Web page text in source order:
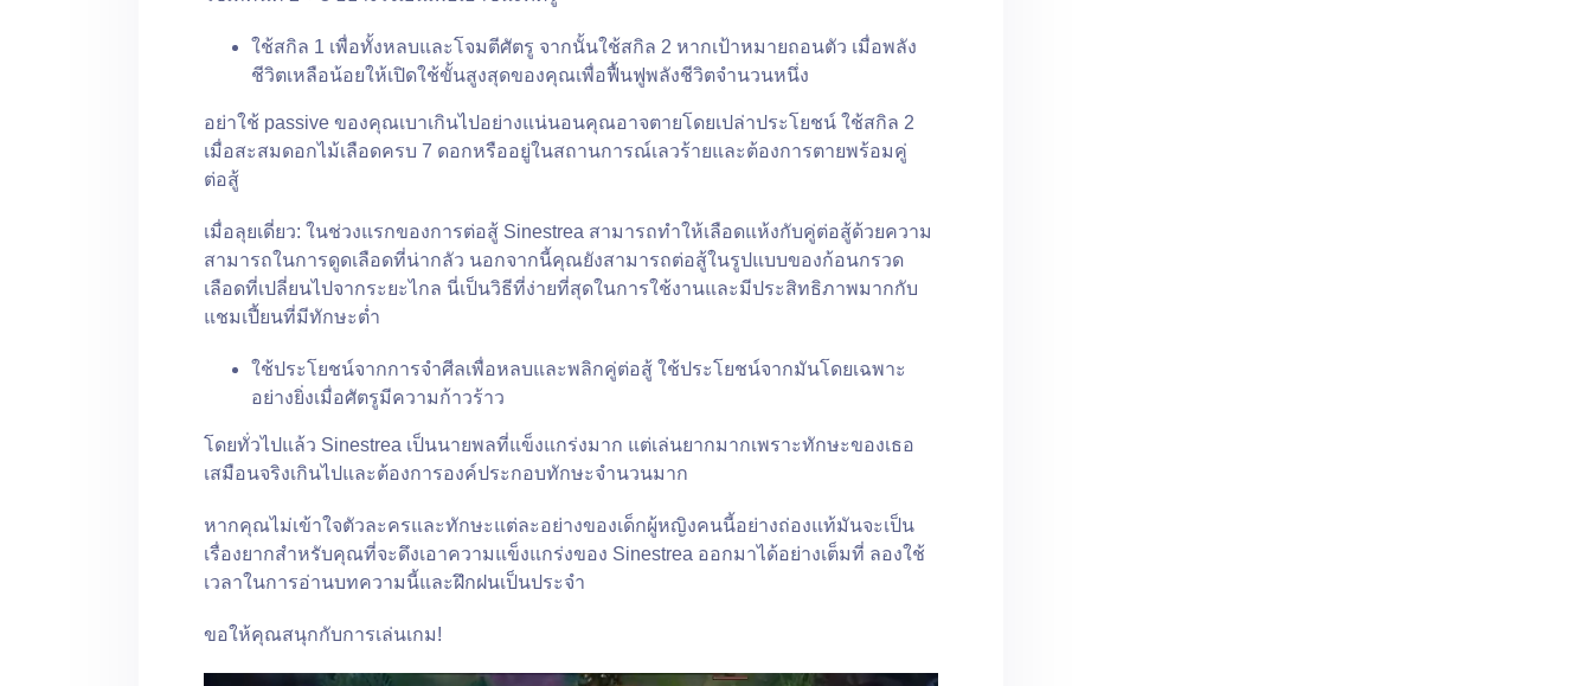
ใช้สกิล 1 เพื่อทั้งหลบและโจมตีศัตรู จากนั้นใช้สกิล 2 หากเป้าหมายถอนตัว เมื่อพลัง
ชีวิตเหลือน้อยให้เปิดใช้ขั้นสูงสุดของคุณเพื่อฟื้นฟูพลังชีวิตจำนวนหนึ่ง
อย่าใช้ passive ของคุณเบาเกินไปอย่างแน่นอนคุณอาจตายโดยเปล่าประโยชน์ ใช้สกิล 2
เมื่อสะสมดอกไม้เลือดครบ 7 ดอกหรืออยู่ในสถานการณ์เลวร้ายและต้องการตายพร้อมคู่
ต่อสู้
เมื่อลุยเดี่ยว: ในช่วงแรกของการต่อสู้ Sinestrea สามารถทำให้เลือดแห้งกับคู่ต่อสู้ด้วยความ
สามารถในการดูดเลือดที่น่ากลัว นอกจากนี้คุณยังสามารถต่อสู้ในรูปแบบของก้อนกรวด
เลือดที่เปลี่ยนไปจากระยะไกล นี่เป็นวิธีที่ง่ายที่สุดในการใช้งานและมีประสิทธิภาพมากกับ
แชมเปี้ยนที่มีทักษะต่ำ
ใช้ประโยชน์จากการจำศีลเพื่อหลบและพลิกคู่ต่อสู้ ใช้ประโยชน์จากมันโดยเฉพาะ
อย่างยิ่งเมื่อศัตรูมีความก้าวร้าว
โดยทั่วไปแล้ว Sinestrea เป็นนายพลที่แข็งแกร่งมาก แต่เล่นยากมากเพราะทักษะของเธอ
เสมือนจริงเกินไปและต้องการองค์ประกอบทักษะจำนวนมาก
หากคุณไม่เข้าใจตัวละครและทักษะแต่ละอย่างของเด็กผู้หญิงคนนี้อย่างถ่องแท้มันจะเป็น
เรื่องยากสำหรับคุณที่จะดึงเอาความแข็งแกร่งของ Sinestrea ออกมาได้อย่างเต็มที่ ลองใช้
เวลาในการอ่านบทความนี้และฝึกฝนเป็นประจำ
ขอให้คุณสนุกกับการเล่นเกม!